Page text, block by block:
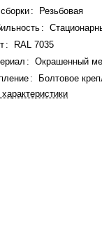
:
Резьбовая
:
:
RAL 7035
:
Окрашенный
:
Болтовое